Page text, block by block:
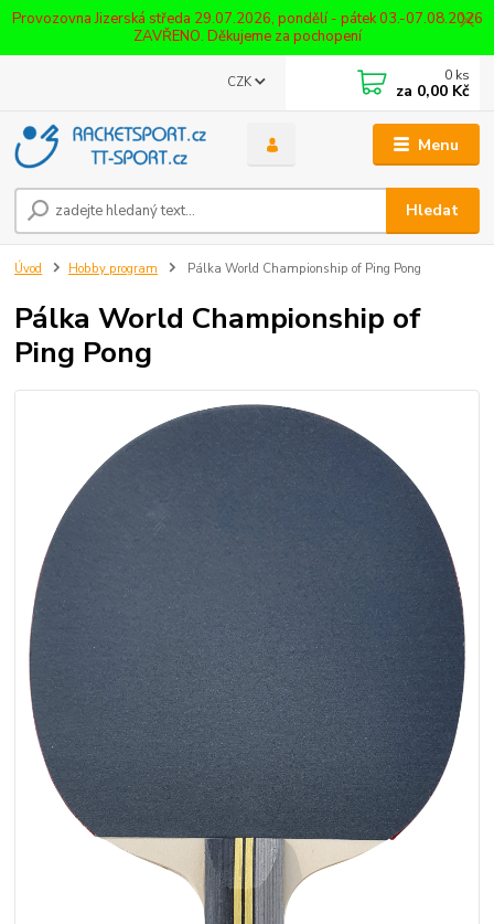
Provozovna Jizerská středa 29.07.2026, pondělí - pátek 03.-07.08.2026
ZAVŘENO. Děkujeme za pochopení
Menu
CZK
Hledat
0 ks
za 0,00 Kč
Úvod Hobby program Pálka World Championship of Ping Pong
Pálka World Championship of
Ping Pong